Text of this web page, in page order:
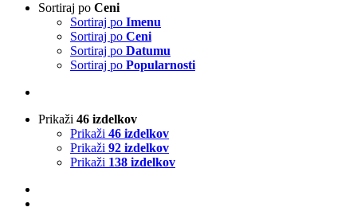
Sortiraj po Ceni
Sortiraj po Imenu
Sortiraj po Ceni
Sortiraj po Datumu
Sortiraj po Popularnosti
Prikaži 46 izdelkov
Prikaži 46 izdelkov
Prikaži 92 izdelkov
Prikaži 138 izdelkov